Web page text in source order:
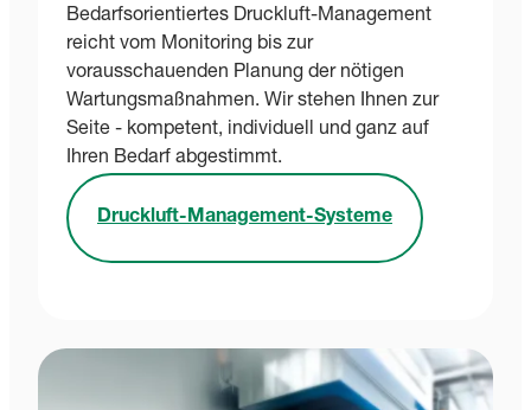
Bedarfsorientiertes Druckluft-Management
reicht vom Monitoring bis zur
vorausschauenden Planung der nötigen
Wartungsmaßnahmen. Wir stehen Ihnen zur
Seite - kompetent, individuell und ganz auf
Ihren Bedarf abgestimmt.
Druckluft-Management-Systeme